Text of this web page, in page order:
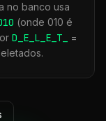
no banco usa
(onde 010 é
D_E_L_E_T_
=